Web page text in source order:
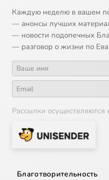
Каждую неделю в вашем
— анонсы лучших
— новости подопечных
— разговор о жизни по
Рассылки
Благотворительность